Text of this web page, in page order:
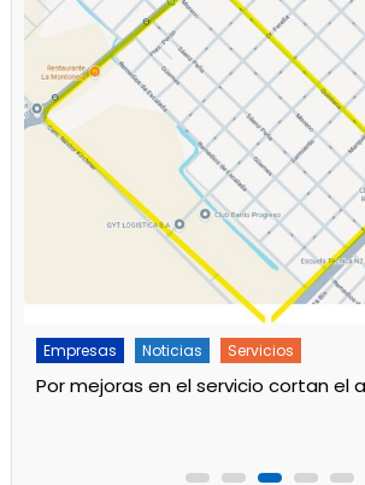
Empresas Noticias Principal
Otro aumento en las tarifas de luz